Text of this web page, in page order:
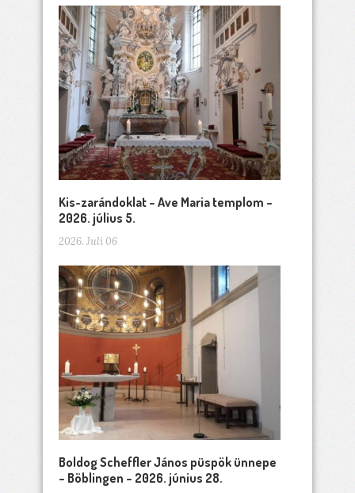
Kis-zarándoklat – Ave Maria templom –
2026. július 5.
2026. Juli 06
Boldog Scheffler János püspök ünnepe
– Böblingen – 2026. június 28.